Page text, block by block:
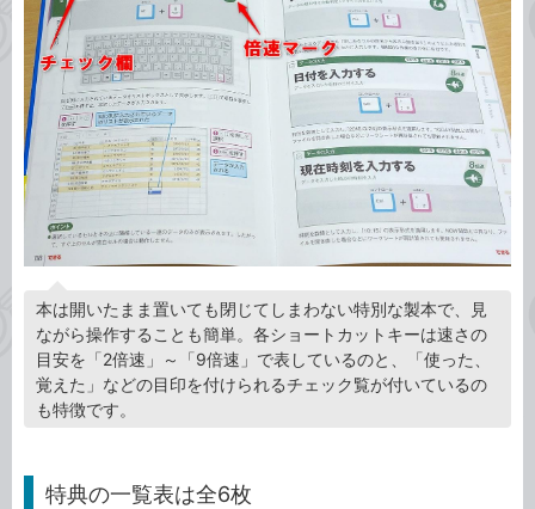
本は開いたまま置いても閉じてしまわない特別な製本で、見
ながら操作することも簡単。各ショートカットキーは速さの
目安を「2倍速」～「9倍速」で表しているのと、「使った、
覚えた」などの目印を付けられるチェック覧が付いているの
も特徴です。
特典の一覧表は全6枚